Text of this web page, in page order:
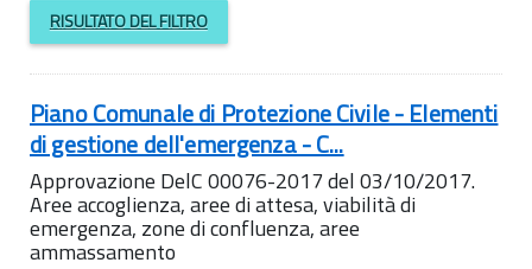
RISULTATO DEL FILTRO
Piano Comunale di Protezione Civile - Elementi
di gestione dell'emergenza - C...
Approvazione DelC 00076-2017 del 03/10/2017.
Aree accoglienza, aree di attesa, viabilità di
emergenza, zone di confluenza, aree
ammassamento